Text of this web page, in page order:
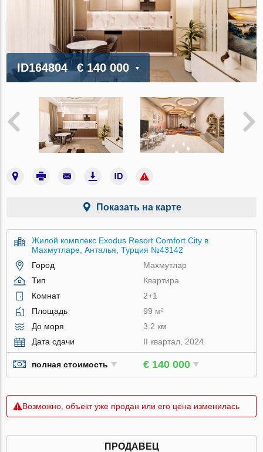
ID164804 € 140 000
Показать на карте
Жилой комплекс Exodus Resort Comfort City в
Махмутларе, Анталья, Турция №43142
Город
Махмутлар
Тип
Квартира
Комнат
2+1
Площадь
99 м²
До моря
3.2 км
Дата сдачи
II квартал, 2024
полная стоимость € 140 000
Возможно, объект уже продан или его цена изменилась
ПРОДАВЕЦ